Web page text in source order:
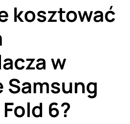
kosztować
w
6?